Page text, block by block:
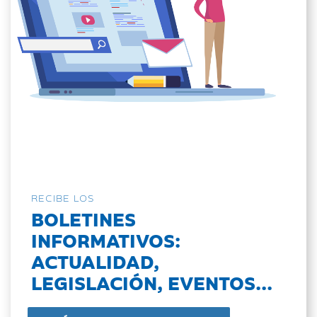
RECIBE LOS
BOLETINES
INFORMATIVOS:
ACTUALIDAD,
LEGISLACIÓN, EVENTOS...